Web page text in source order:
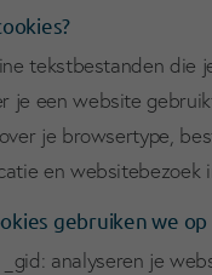
tekstbestanden die
je een website
je browsertype,
en websitebezoek
gebruiken we op
_gid: analyseren je